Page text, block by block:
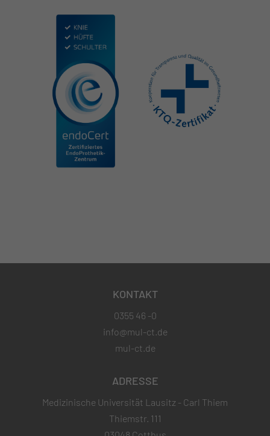
KONTAKT
0355 46 -0
info@mul-ct.de
mul-ct.de
ADRESSE
Medizinische Universität Lausitz - Carl Thiem
Thiemstr. 111